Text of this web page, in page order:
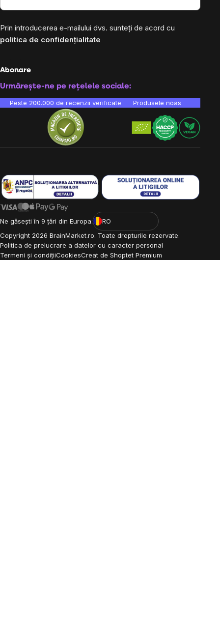
Prin introducerea e-mailului dvs. sunteți de acord cu
politica de confidențialitate
Abonare
Urmărește-ne pe rețelele sociale:
Peste 200.000 de recenzii verificate Produsele noastre sunt
Ne găsești în 9 țări din Europa:
RO
Copyright 2026 BrainMarket.ro. Toate drepturile rezervate.
Politica de prelucrare a datelor cu caracter personal
Termeni și condițiiCookiesCreat de Shoptet Premium